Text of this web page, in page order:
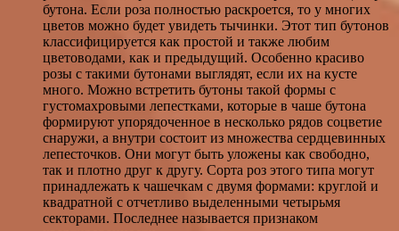
бутона. Если роза полностью раскроется, то у многих
цветов можно будет увидеть тычинки. Этот тип бутонов
классифицируется как простой и также любим
цветоводами, как и предыдущий. Особенно красиво
розы с такими бутонами выглядят, если их на кусте
много. Можно встретить бутоны такой формы с
густомахровыми лепестками, которые в чаше бутона
формируют упорядоченное в несколько рядов соцветие
снаружи, а внутри состоит из множества сердцевинных
лепесточков. Они могут быть уложены как свободно,
так и плотно друг к другу. Сорта роз этого типа могут
принадлежать к чашечкам с двумя формами: круглой и
квадратной с отчетливо выделенными четырьмя
секторами. Последнее называется признаком